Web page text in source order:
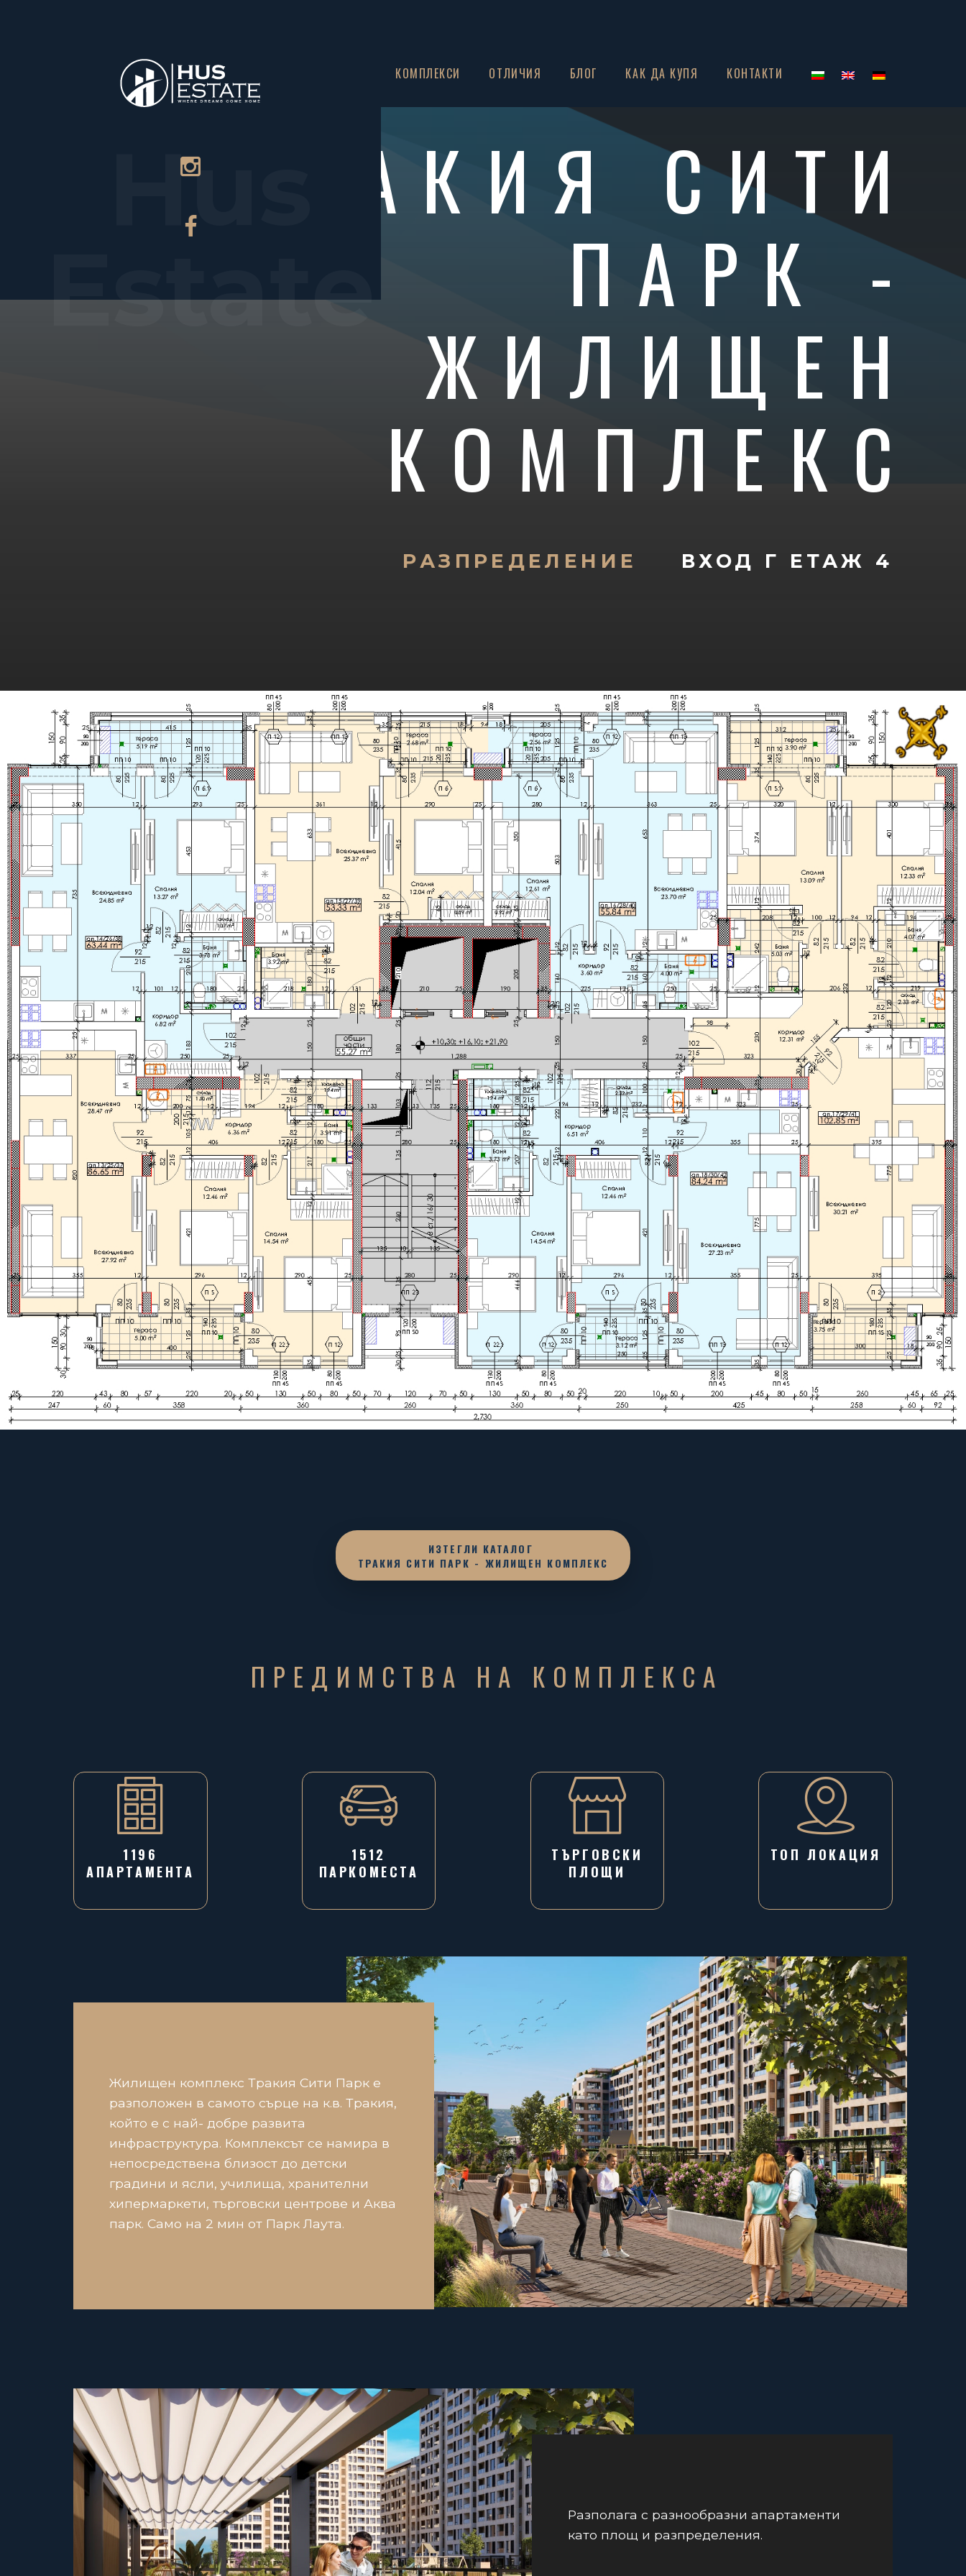
Hus
Estate
КОМПЛЕКСИ ОТЛИЧИЯ БЛОГ КАК ДА КУПЯ КОНТАКТИ
ТРАКИЯ СИТИ
ПАРК -
ЖИЛИЩЕН
КОМПЛЕКС
РАЗПРЕДЕЛЕНИЕ ВХОД Г ЕТАЖ 4
ИЗТЕГЛИ КАТАЛОГ
ТРАКИЯ СИТИ ПАРК - ЖИЛИЩЕН КОМПЛЕКС
ПРЕДИМСТВА НА КОМПЛЕКСА
1196
AПАРТАМЕНТА
1512
ПАРКОМЕСТА
ТЪРГОВСКИ
ПЛОЩИ
ТОП ЛОКАЦИЯ
Жилищен комплекс Тракия Сити Парк е
разположен в самото сърце на к.в. Тракия,
който е с най- добре развита
инфраструктура. Комплексът се намира в
непосредствена близост до детски
градини и ясли, училища, хранителни
хипермаркети, търговски центрове и Аква
парк. Само на 2 мин от Парк Лаута.
Разполага с разнообразни апартаменти
като площ и разпределения.